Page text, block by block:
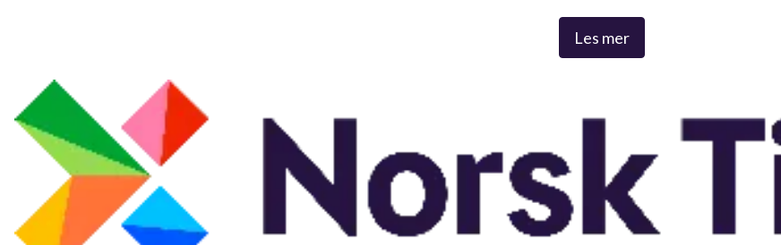
Vi gir drømmen en sjanse!
Les mer